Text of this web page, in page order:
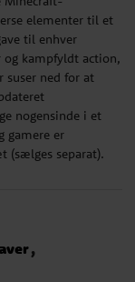
elementer til et
til enhver
kampfyldt action,
suser ned for at
nogensinde i et
gamere er
(sælges separat).